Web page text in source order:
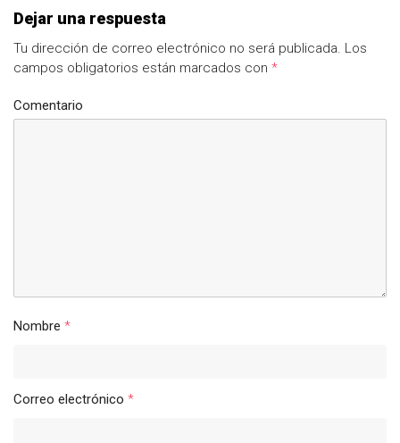
Dejar una respuesta
Tu dirección de correo electrónico no será publicada. Los
campos obligatorios están marcados con *
Comentario
Nombre *
Correo electrónico *